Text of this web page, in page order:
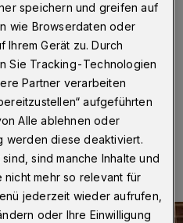
2020 ist die große
am Kolk wegen der
und in eine Schutzfolie
geht trotzdem weiter.
speichern und greifen auf
wie Browserdaten oder
Ihrem Gerät zu. Durch
Sie Tracking-Technologien
Partner verarbeiten
aufgeführten
Alle ablehnen oder
werden diese deaktiviert.
sind manche Inhalte und
mehr so relevant für
jederzeit wieder aufrufen,
oder Ihre Einwilligung